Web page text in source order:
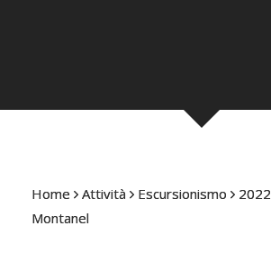
Home Attività Escursionismo 2022
Montanel